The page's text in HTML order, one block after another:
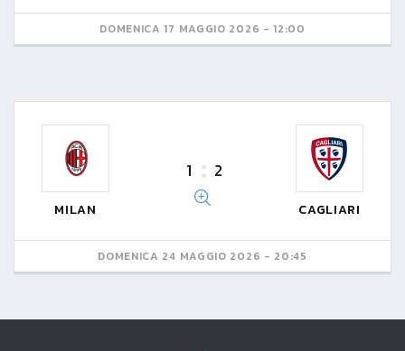
DOMENICA 17 MAGGIO 2026 - 12:00
MILAN
1 2
CAGLIARI
DOMENICA 24 MAGGIO 2026 - 20:45